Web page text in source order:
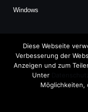
Windows
Copyright © 2026
TechFieber Blog
Diese Webseite
Verbesserung der
Anzeigen und zum
Unter
Möglichkeiten,